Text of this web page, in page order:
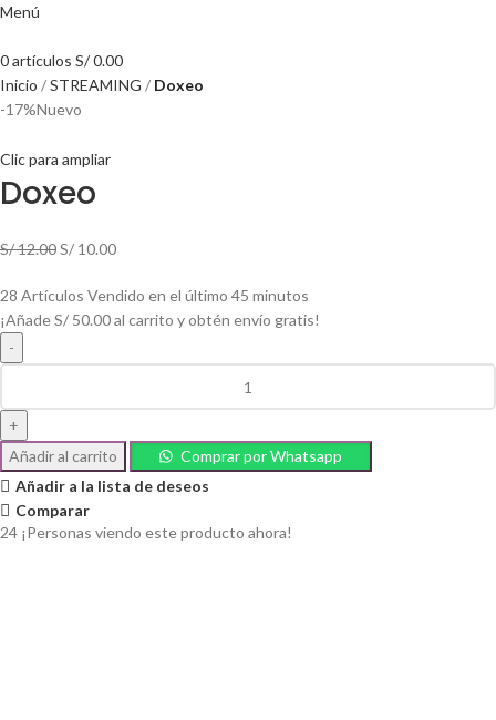
Menú
0artículos S/0.00
Inicio
STREAMING
Doxeo
-17%Nuevo
Clic para ampliar
Doxeo
S/12.00S/ 10.00
28 Artículos Vendido en el último 45 minutos
¡AñadeS/ 50.00al carrito y obtén envío gratis!
Añadir al carrito
Comprar por Whatsapp
Añadir a la lista de deseos
Comparar
24 ¡Personas viendo este producto ahora!